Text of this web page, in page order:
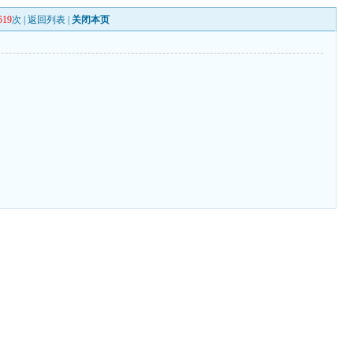
次 |返回列表 关闭本页